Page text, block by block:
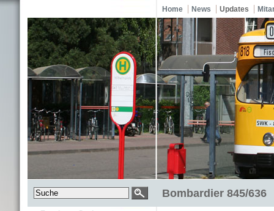
Home News Updates
Bombardier 845/636